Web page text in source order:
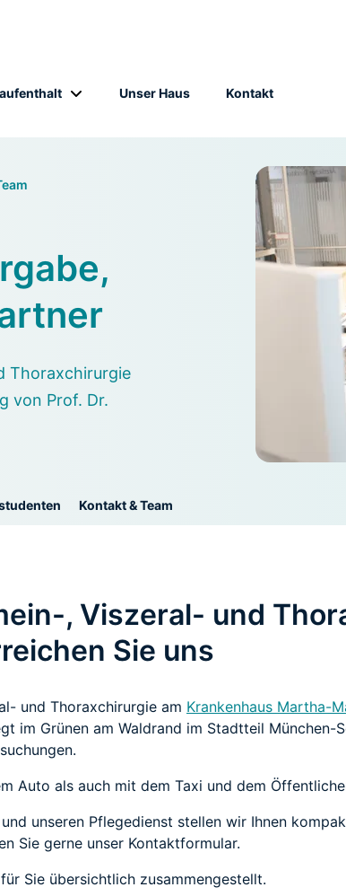
Unser Haus Kontakt
Thoraxchirurgie
von Prof. Dr.
Kontakt & Team
, Viszeral- und
Sie uns
und Thoraxchirurgie am Krankenhaus Martha-
im Grünen am Waldrand im Stadtteil München-
Auto als auch mit dem Taxi und dem
unseren Pflegedienst stellen wir Ihnen
Sie gerne unser Kontaktformular.
Sie übersichtlich zusammengestellt.